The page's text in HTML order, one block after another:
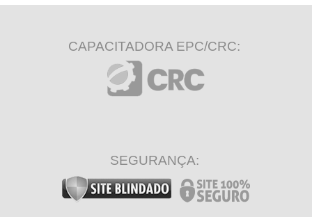
CAPACITADORA EPC/CRC:
SEGURANÇA: